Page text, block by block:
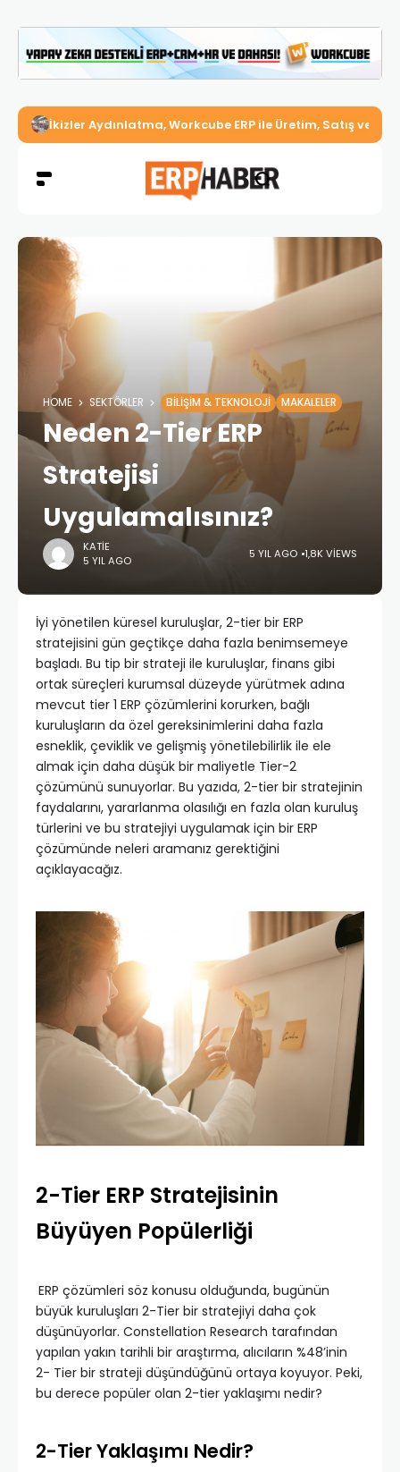
İkizler Aydınlatma, Workcube ERP ile Üretim, Satış ve
HOME SEKTÖRLER BILIŞIM & TEKNOLOJI MAKALELER
Neden 2-Tier ERP
Stratejisi
Uygulamalısınız?
KATIE
5 YIL AGO
5 YIL AGO 1,8K VIEWS
İyi yönetilen küresel kuruluşlar, 2-tier bir ERP
stratejisini gün geçtikçe daha fazla benimsemeye
başladı. Bu tip bir strateji ile kuruluşlar, finans gibi
ortak süreçleri kurumsal düzeyde yürütmek adına
mevcut tier 1 ERP çözümlerini korurken, bağlı
kuruluşların da özel gereksinimlerini daha fazla
esneklik, çeviklik ve gelişmiş yönetilebilirlik ile ele
almak için daha düşük bir maliyetle Tier-2
çözümünü sunuyorlar. Bu yazıda, 2-tier bir stratejinin
faydalarını, yararlanma olasılığı en fazla olan kuruluş
türlerini ve bu stratejiyi uygulamak için bir ERP
çözümünde neleri aramanız gerektiğini
açıklayacağız.
2-Tier ERP Stratejisinin
Büyüyen Popülerliği
ERP çözümleri söz konusu olduğunda, bugünün
büyük kuruluşları 2-Tier bir stratejiyi daha çok
düşünüyorlar. Constellation Research tarafından
yapılan yakın tarihli bir araştırma, alıcıların %48’inin
2- Tier bir strateji düşündüğünü ortaya koyuyor. Peki,
bu derece popüler olan 2-tier yaklaşımı nedir?
2-Tier Yaklaşımı Nedir?